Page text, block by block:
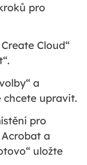
pro
Cloud“
a
chcete upravit.
pro
a
uložte